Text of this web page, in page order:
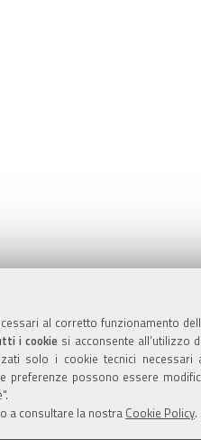
al corretto funzionamento
i cookie si acconsente all’utilizzo
solo i cookie tecnici necessari
preferenze possono essere
a consultare la nostra Cookie Policy.